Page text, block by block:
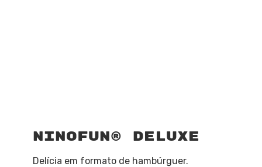
NinoFun® Deluxe
Delícia em formato de hambúrguer.